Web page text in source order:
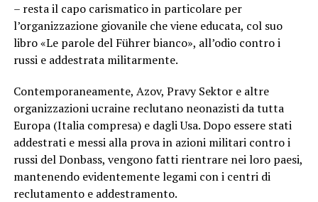
– resta il capo carismatico in particolare per
l’organizzazione giovanile che viene educata, col suo
libro «Le parole del Führer bianco», all’odio contro i
russi e addestrata militarmente.
Contemporaneamente, Azov, Pravy Sektor e altre
organizzazioni ucraine reclutano neonazisti da tutta
Europa (Italia compresa) e dagli Usa. Dopo essere stati
addestrati e messi alla prova in azioni militari contro i
russi del Donbass, vengono fatti rientrare nei loro paesi,
mantenendo evidentemente legami con i centri di
reclutamento e addestramento.